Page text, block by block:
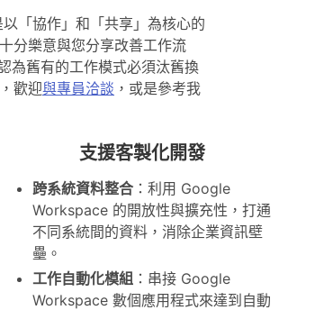
「協作」和「共享」為核心的
分樂意與您分享改善工作流
為舊有的工作模式必須汰舊換
歡迎與專員洽談 ，或是參考我
支援客製化開發
跨系統資料整合：利用 Google
Workspace 的開放性與擴充性，打通
不同系統間的資料，消除企業資訊壁
壘。
工作自動化模組 ：串接 Google
Workspace 數個應用程式來達到自動